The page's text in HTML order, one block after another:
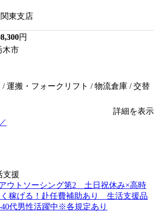
東支店
円
木市
/ 運搬・フォークリフト / 物流倉庫 / 交替
詳細を表示
支援